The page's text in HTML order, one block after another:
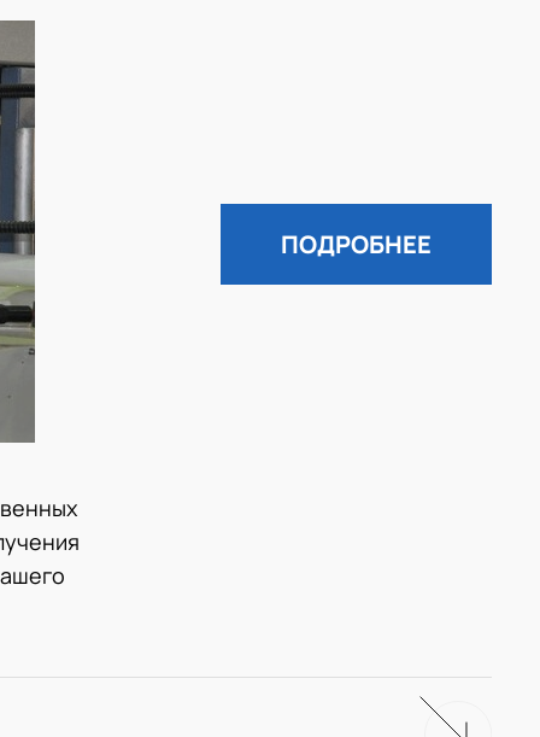
ПОДРОБНЕЕ